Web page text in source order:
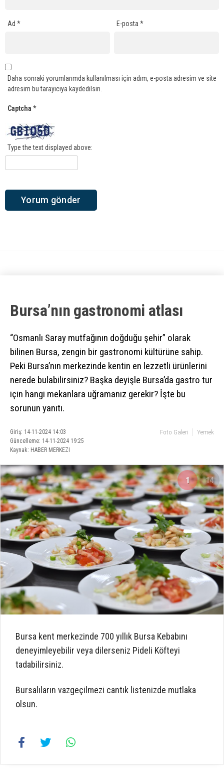
Ad * E-posta*
Daha sonraki yorumlarımda kullanılması için adım, e-posta adresim ve site
adresim bu tarayıcıya kaydedilsin.
Captcha *
Type the text displayed above:
Bursa’nın gastronomi atlası
“Osmanlı Saray mutfağının doğduğu şehir” olarak
bilinen Bursa, zengin bir gastronomi kültürüne sahip.
Peki Bursa’nın merkezinde kentin en lezzetli ürünlerini
nerede bulabilirsiniz? Başka deyişle Bursa’da gastro tur
için hangi mekanlara uğramanız gerekir? İşte bu
sorunun yanıtı.
Giriş: 14-11-2024 14:03
Güncelleme: 14-11-2024 19:25
Kaynak: HABER MERKEZI
Foto Galeri Yemek
1 14
Bursa kent merkezinde 700 yıllık Bursa Kebabını
deneyimleyebilir veya dilerseniz Pideli Köfteyi
tadabilirsiniz.
Bursalıların vazgeçilmezi cantık listenizde mutlaka
olsun.